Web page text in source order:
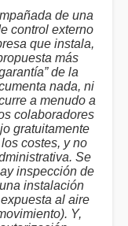
de una
control externo
que instala,
más
de la
nada, ni
a menudo a
colaboradores
gratuitamente
costes, y no
Se
inspección de
instalación
al aire
Y,